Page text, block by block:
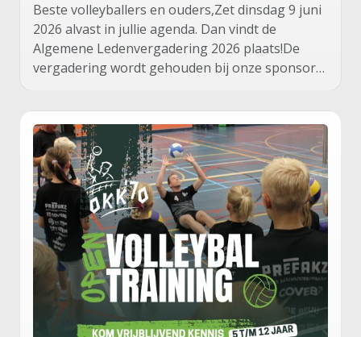
Beste volleyballers en ouders,Zet dinsdag 9 juni
2026 alvast in jullie agenda. Dan vindt de
Algemene Ledenvergadering 2026 plaats!De
vergadering wordt gehouden bij onze sponsor…